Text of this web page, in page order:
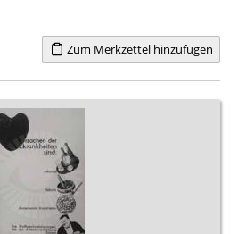
Zum Merkzettel hinzufügen